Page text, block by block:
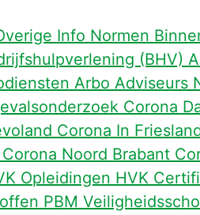
Info Normen
(BHV)
Arbo Adviseurs
Corona
Corona In
Corona Noord Brabant
Opleidingen HVK
PBM